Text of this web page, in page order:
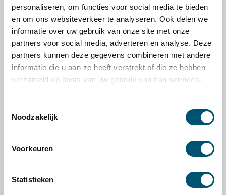
personaliseren, om functies voor social media te bieden
en om ons websiteverkeer te analyseren. Ook delen we
informatie over uw gebruik van onze site met onze
partners voor social media, adverteren en analyse. Deze
partners kunnen deze gegevens combineren met andere
informatie die u aan ze heeft verstrekt of die ze hebben
verzameld op basis van uw gebruik van hun services.
Noodzakelijk
Voorkeuren
Statistieken